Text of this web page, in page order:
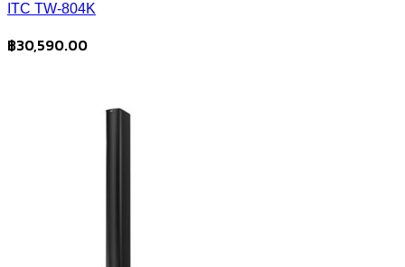
ITC TW-804K
฿30,590.00